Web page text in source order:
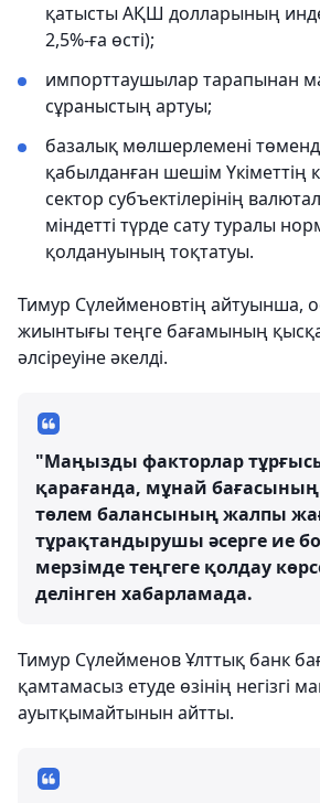
қатысты АҚШ долларының
2,5%-ға өсті);
импорттаушылар тарапынан
сұраныстың артуы;
базалық мөлшерлемені
қабылданған шешім Үкіметтің
сектор субъектілерінің
міндетті түрде сату туралы
қолдануының тоқтатуы.
Тимур Сүлейменовтің айтуынша,
жиынтығы теңге бағамының
әлсіреуіне әкелді.
"Маңызды факторлар
қарағанда, мұнай бағасының
төлем балансының жалпы
тұрақтандырушы әсерге ие
мерзімде теңгеге қолдау
делінген хабарламада.
Тимур Сүлейменов Ұлттық банк
қамтамасыз етуде өзінің негізгі
ауытқымайтынын айтты.